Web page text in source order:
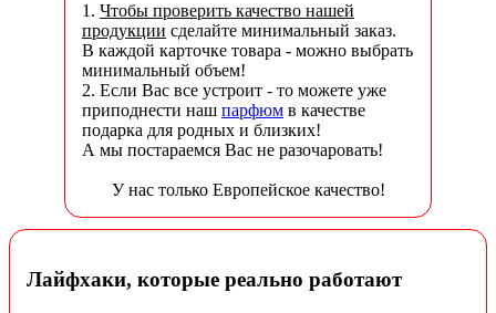
1. Чтобы проверить качество нашей
продукции сделайте минимальный заказ.
В каждой карточке товара - можно выбрать
минимальный объем!
2. Если Вас все устроит - то можете уже
приподнести наш парфюм в качестве
подарка для родных и близких!
А мы постараемся Вас не разочаровать!
У нас только Европейское качество!
Лайфхаки, которые реально работают